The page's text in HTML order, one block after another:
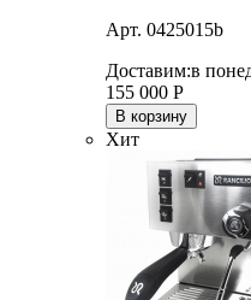
Арт. 0425015b
Доставим:в
155 000 Р
В корзину
Хит